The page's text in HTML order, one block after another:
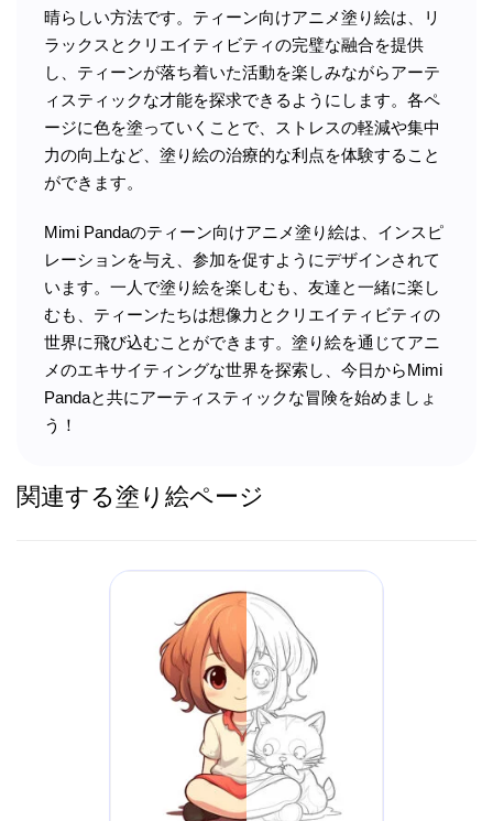
晴らしい方法です。ティーン向けアニメ塗り絵は、リ
ラックスとクリエイティビティの完璧な融合を提供
し、ティーンが落ち着いた活動を楽しみながらアーテ
ィスティックな才能を探求できるようにします。各ペ
ージに色を塗っていくことで、ストレスの軽減や集中
力の向上など、塗り絵の治療的な利点を体験すること
ができます。
Mimi Pandaのティーン向けアニメ塗り絵は、インスピ
レーションを与え、参加を促すようにデザインされて
います。一人で塗り絵を楽しむも、友達と一緒に楽し
むも、ティーンたちは想像力とクリエイティビティの
世界に飛び込むことができます。塗り絵を通じてアニ
メのエキサイティングな世界を探索し、今日からMimi
Pandaと共にアーティスティックな冒険を始めましょ
う！
関連する塗り絵ページ